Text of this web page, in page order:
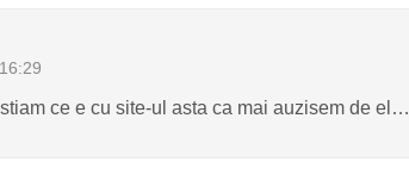
ce e cu site-ul asta ca mai auzisem de el…